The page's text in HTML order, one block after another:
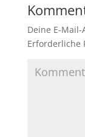
Deine E-
Erforderliche